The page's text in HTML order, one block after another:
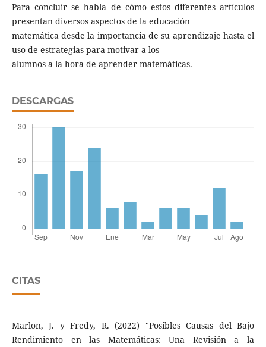
Para concluir se habla de cómo estos diferentes artículos
presentan diversos aspectos de la educación
matemática desde la importancia de su aprendizaje hasta el
uso de estrategias para motivar a los
alumnos a la hora de aprender matemáticas.
DESCARGAS
CITAS
Marlon, J. y Fredy, R. (2022) "Posibles Causas del Bajo
Rendimiento en las Matemáticas: Una Revisión a la